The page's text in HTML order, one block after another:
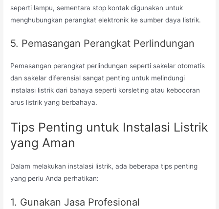
seperti lampu, sementara stop kontak digunakan untuk
menghubungkan perangkat elektronik ke sumber daya listrik.
5. Pemasangan Perangkat Perlindungan
Pemasangan perangkat perlindungan seperti sakelar otomatis
dan sakelar diferensial sangat penting untuk melindungi
instalasi listrik dari bahaya seperti korsleting atau kebocoran
arus listrik yang berbahaya.
Tips Penting untuk Instalasi Listrik
yang Aman
Dalam melakukan instalasi listrik, ada beberapa tips penting
yang perlu Anda perhatikan:
1. Gunakan Jasa Profesional